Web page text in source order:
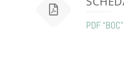
PDF “BOC”